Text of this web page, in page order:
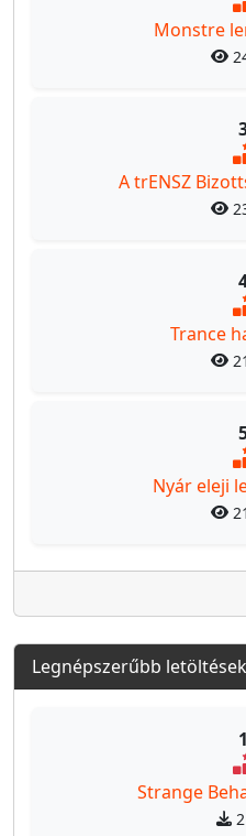
Monstre
A trENSZ
Trance
Nyár eleji
Legnépszerűbb letöltések
Strange